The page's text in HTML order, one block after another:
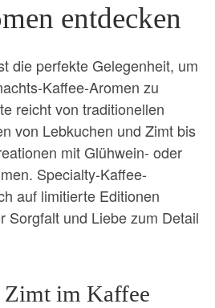
entdecken
die perfekte Gelegenheit, um
Kaffee-Aromen zu
reicht von traditionellen
von Lebkuchen und Zimt bis
mit Glühwein- oder
Specialty-Kaffee-
auf limitierte Editionen
Sorgfalt und Liebe zum Detail
im Kaffee